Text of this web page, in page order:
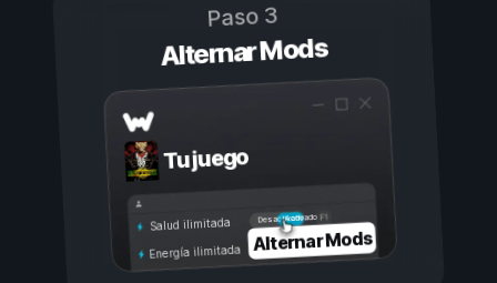
Paso 3
Alternar Mods
Tu juego
Activado
Desactivado
Salud ilimitada
Energía ilimitada Alternar Mods